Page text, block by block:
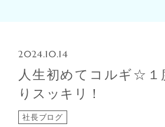
2024.10.14
人生初めてコルギ☆１
りスッキリ！
社長ブログ